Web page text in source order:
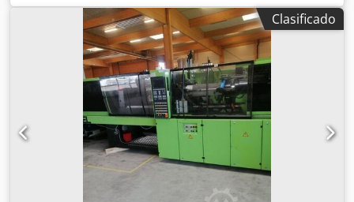
Fabricante: ENGEL Modelo: ES650H/200W-200HL-2F Año de
fabricación: 2004 Fuerza de cierre: 200 toneladas Distancia
entre columnas: sin columnas Altura de instalación
mínima: 500 mm Carrera de apertura: 750 mm Husillo DN
1: 40 mm Volumen máximo de inyección: 251 cm³ Peso de
pieza inyectada en PS: 216 g Husillo DN 2: 25 mm Volumen
máximo de inyección: 69 cm³ Peso de pieza inyectada en
PS: 60 g Control: CC100 Equipamiento técnico: -Robot
Engel, modelo: ERC23/1-E -4 tiradores de núcleo Crsdpeyak
A Isfx Ahlef -Control de mesa giratoria
Clasificado